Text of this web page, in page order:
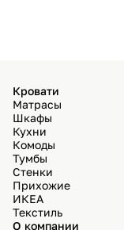
Кровати
Матрасы
Шкафы
Кухни
Комоды
Тумбы
Стенки
Прихожие
ИКЕА
Текстиль
О компании